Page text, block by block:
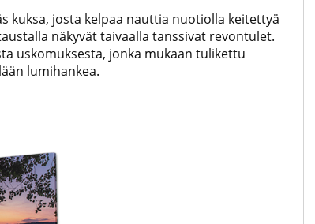
kuksa, josta kelpaa nauttia nuotiolla keitettyä
näkyvät taivaalla tanssivat revontulet.
uskomuksesta, jonka mukaan tulikettu
lumihankea.